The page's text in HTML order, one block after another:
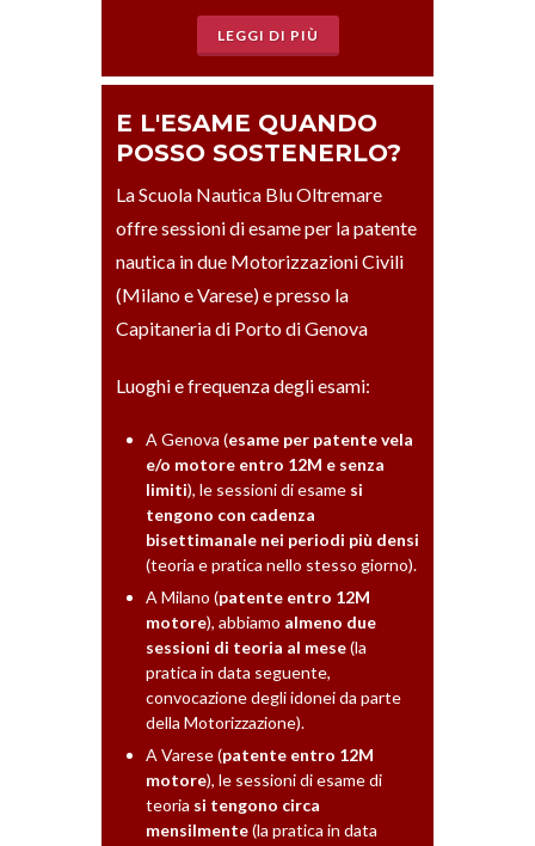
LEGGI DI PIÙ
E L'ESAME QUANDO
POSSO SOSTENERLO?
La Scuola Nautica Blu Oltremare
offre sessioni di esame per la patente
nautica in due Motorizzazioni Civili
(Milano e Varese) e presso la
Capitaneria di Porto di Genova
Luoghi e frequenza degli esami:
A Genova (esame per patente vela
e/o motore entro 12M e senza
limiti), le sessioni di esame si
tengono con cadenza
bisettimanale nei periodi più densi
(teoria e pratica nello stesso giorno).
A Milano (patente entro 12M
motore), abbiamo almeno due
sessioni di teoria al mese(la
pratica in data seguente,
convocazione degli idonei da parte
della Motorizzazione).
A Varese (patente entro 12M
motore), le sessioni di esame di
teoria si tengono circa
mensilmente(la pratica in data